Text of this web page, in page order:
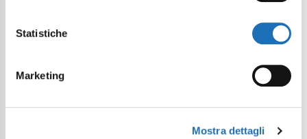
Statistiche
Marketing
Mostra dettagli